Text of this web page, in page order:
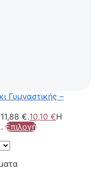
Γυμναστικής –
€.10,10 €Η
Επιλογή